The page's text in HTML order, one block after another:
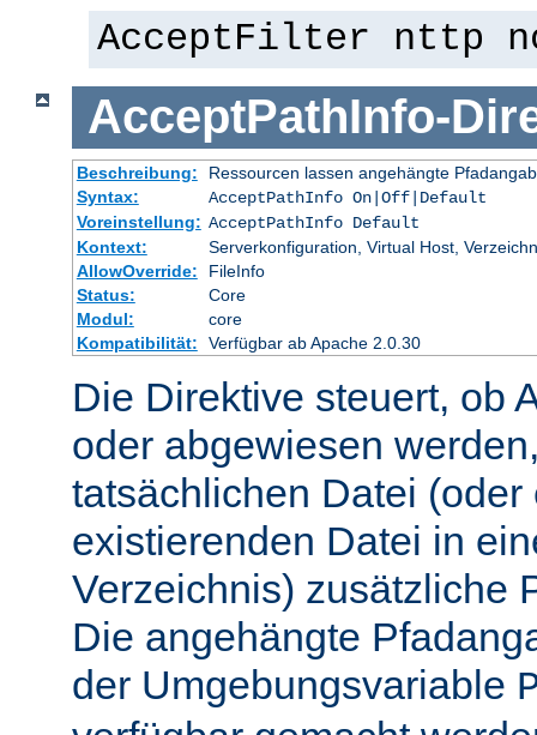
AcceptFilter nttp
AcceptPathInfo-
Beschreibung:
Ressourcen lassen angehängte
Syntax:
AcceptPathInfo On|Off|Default
Voreinstellung: AcceptPathInfo Default
Kontext:
Serverkonfiguration, Virtual Host,
AllowOverride:
FileInfo
Status:
Core
Modul:
core
Kompatibilität:
Verfügbar ab Apache 2.0.30
Die Direktive steuert, ob
oder abgewiesen
tatsächlichen Datei (oder
existierenden Datei in
Verzeichnis) zusätzliche
Die angehängte
der Umgebungsvariable